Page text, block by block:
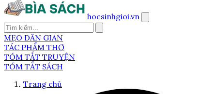
hocsinhgioi.vn
MẸO DÂN GIAN
TÁC PHẨM THƠ
TÓM TẮT TRUYỆN
TÓM TẮT SÁCH
Trang chủ